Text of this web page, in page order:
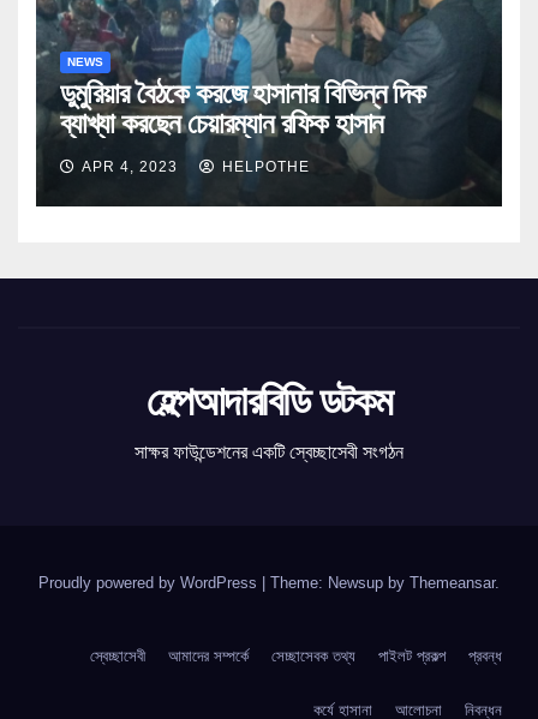
NEWS
ডুমুরিয়ার বৈঠকে করজে হাসানার বিভিন্ন দিক
ব্যাখ্যা করছেন চেয়ারম্যান রফিক হাসান
APR 4, 2023 HELPOTHE
হেল্পআদারবিডি ডটকম
সাক্ষর ফাউন্ডেশনের একটি স্বেচ্ছাসেবী সংগঠন
Proudly powered by WordPress Theme: Newsup by Themeansar.
স্বেচ্ছাসেবী আমাদের সম্পর্কে সেচ্ছাসেবক তথ্য পাইলট প্রকল্প প্রবন্ধ
কর্যে হাসানা আলোচনা নিবন্ধন